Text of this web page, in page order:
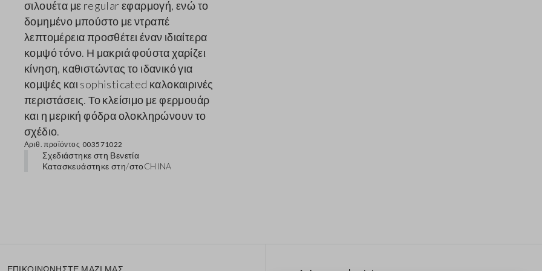
σιλουέτα με regular εφαρμογή, ενώ το
δομημένο μπούστο με ντραπέ
λεπτομέρεια προσθέτει έναν ιδιαίτερα
κομψό τόνο. Η μακριά φούστα χαρίζει
κίνηση, καθιστώντας το ιδανικό για
κομψές και sophisticated καλοκαιρινές
περιστάσεις. Το κλείσιμο με φερμουάρ
και η μερική φόδρα ολοκληρώνουν το
σχέδιο.
Αριθ. προϊόντος 003571022
Σχεδιάστηκε στη Βενετία
Κατασκευάστηκε στη/στοCHINA
ΕΠΙΚΟΙΝΩΝΗΣΤΕ ΜΑΖΙ ΜΑΣ